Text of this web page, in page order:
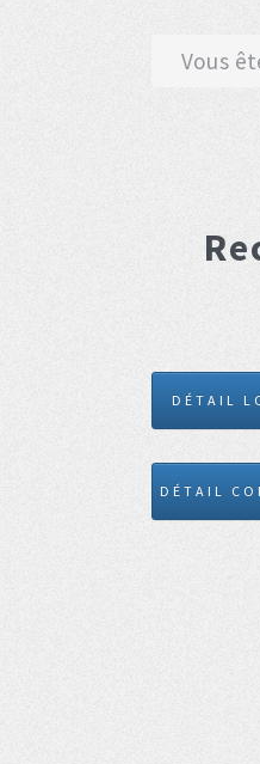
Vous
DÉTAIL
DÉTAIL